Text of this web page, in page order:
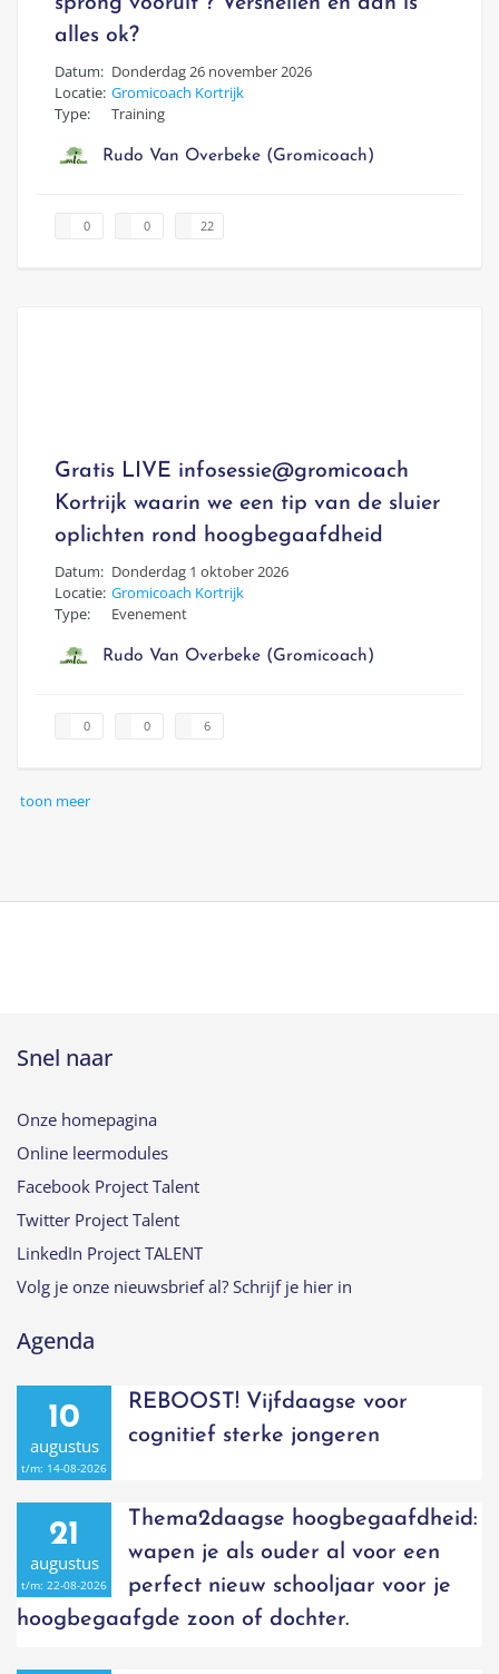
alles ok?
Datum: Donderdag 26 november 2026
Locatie: Gromicoach Kortrijk
Type:
Training
Rudo Van Overbeke (Gromicoach)
0 0 22
Gratis LIVE infosessie@gromicoach
Kortrijk waarin we een tip van de sluier
oplichten rond hoogbegaafdheid
Datum: Donderdag 1 oktober 2026
Locatie: Gromicoach Kortrijk
Type:
Evenement
Rudo Van Overbeke (Gromicoach)
0 0 6
toon meer
Snel naar
Onze homepagina
Online leermodules
Facebook Project Talent
Twitter Project Talent
LinkedIn Project TALENT
Volg je onze nieuwsbrief al? Schrijf je hier in
Agenda
10
augustus
t/m: 14-08-2026
REBOOST! Vijfdaagse voor
cognitief sterke jongeren
21
augustus
t/m: 22-08-2026
Thema2daagse hoogbegaafdheid:
wapen je als ouder al voor een
perfect nieuw schooljaar voor je
hoogbegaafgde zoon of dochter.